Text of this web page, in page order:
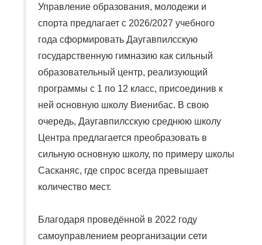
Управление образования, молодежи и
спорта предлагает с 2026/2027 учебного
года сформировать Даугавпилсскую
государственную гимназию как сильный
образовательный центр, реализующий
программы с 1 по 12 класс, присоединив к
ней основную школу Виенибас. В свою
очередь, Даугавпилсскую среднюю школу
Центра предлагается преобразовать в
сильную основную школу, по примеру школы
Сасканяс, где спрос всегда превышает
количество мест.
Благодаря проведённой в 2022 году
самоуправлением реорганизации сети